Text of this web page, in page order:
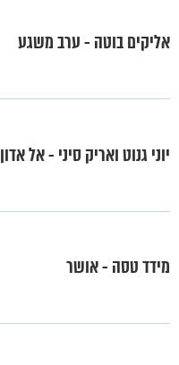
אליקים בוטה - ערב משגע
יוני גנוט ואריק סיני - אל אדון
מידד טסה - אושר